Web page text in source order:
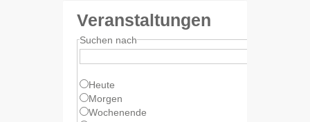
Veranstaltungen
Suchen nach
Heute
Morgen
Wochenende